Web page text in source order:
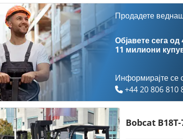
Продадете
Објавете сега од
11 милиони
Информирајте се
+44 20 806 810
Bobcat